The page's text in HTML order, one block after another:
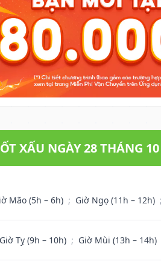
XẤU NGÀY 28 THÁNG 10
Mão (5h – 6h) ; Giờ Ngọ (11h – 12h) ;
Giờ Tỵ (9h – 10h) ; Giờ Mùi (13h – 14h)